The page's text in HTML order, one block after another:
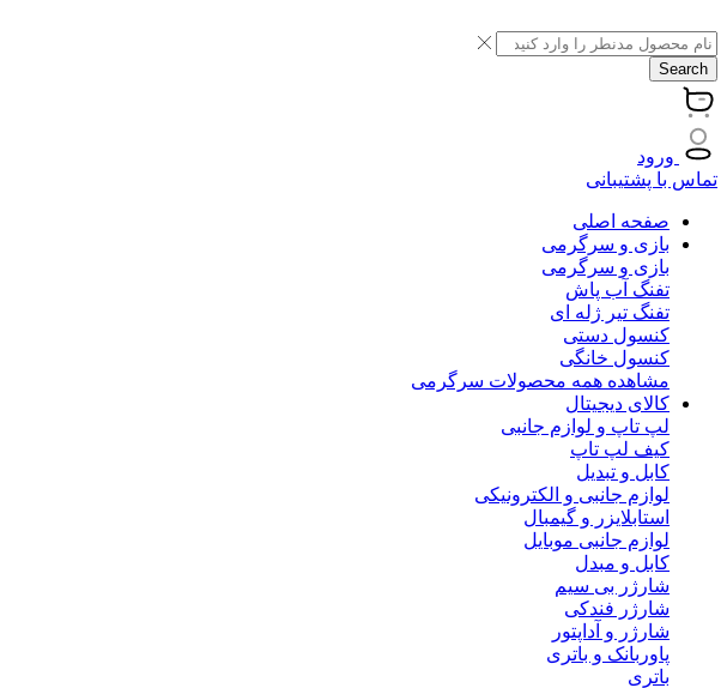
Search
ورود
تماس با پشتیبانی
صفحه اصلی
بازی و سرگرمی
بازی و سرگرمی
تفنگ آب پاش
تفنگ تیر ژله ای
کنسول دستی
کنسول خانگی
مشاهده همه محصولات سرگرمی
کالای دیجیتال
لپ تاپ و لوازم جانبی
کیف لپ تاپ
کابل و تبدیل
لوازم جانبی و الکترونیکی
استابلایزر و گیمبال
لوازم جانبی موبایل
کابل و مبدل
شارژر بی سیم
شارژر فندکی
شارژر و آداپتور
پاوربانک و باتری
باتری